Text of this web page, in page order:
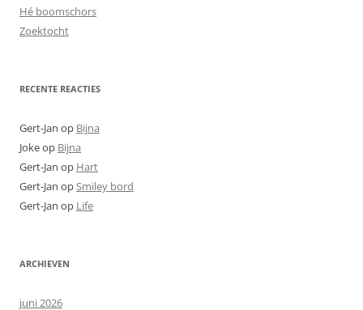
Hé boomschors
Zoektocht
RECENTE REACTIES
Gert-Jan op Bijna
Jokeop Bijna
Gert-Jan op Hart
Gert-Jan opSmiley bord
Gert-Jan op Life
ARCHIEVEN
juni 2026